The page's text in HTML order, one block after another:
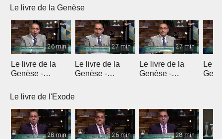
Le livre de la Genèse
26 min
Le livre de la
Genèse -
27 min
Le livre de la
Genèse -
27 min
Le livre de la
Genèse -
Le
Le livre de l'Exode
28 min 26 min 28 min